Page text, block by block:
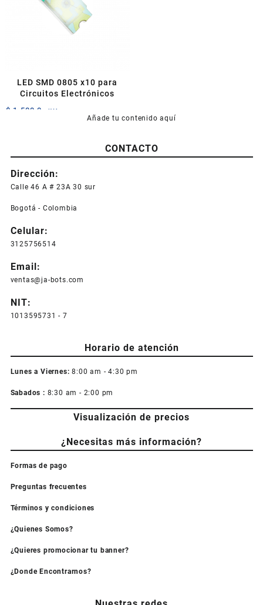
LED SMD 0805 x10 para
Circuitos Electrónicos
$ 1.500,0 +IVA
variantes.
Las
se
elegir
en
producto
Añade tu contenido aquí
CONTACTO
Dirección:
Calle 46 A # 23A 30 sur
Bogotá - Colombia
Celular:
3125756514
Email:
ventas@ja-bots.com
NIT:
1013595731 - 7
Horario de atención
Lunes a Viernes: 8:00 am - 4:30 pm
Sabados : 8:30 am - 2:00 pm
Visualización de precios
¿Necesitas más información?
Formas de pago
Preguntas frecuentes
Términos y condiciones
¿Quienes Somos?
¿Quieres promocionar tu banner?
¿Donde Encontrarnos?